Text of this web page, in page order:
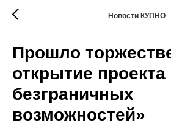
Новости КУПНО
Прошло
открытие
безграничных
возможностей»